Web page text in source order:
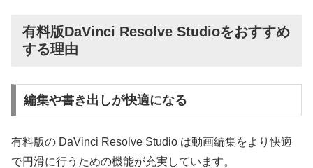
有料版DaVinci Resolve Studioをおすすめ
する理由
編集や書き出しが快適になる
有料版の DaVinci Resolve Studio は動画編集をより快適
で円滑に行うための機能が充実しています。